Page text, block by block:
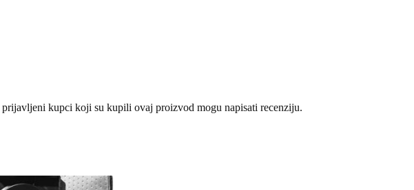
prijavljeni kupci koji su kupili ovaj proizvod mogu napisati recenziju.